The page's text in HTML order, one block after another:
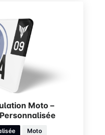
Moto –
Moto